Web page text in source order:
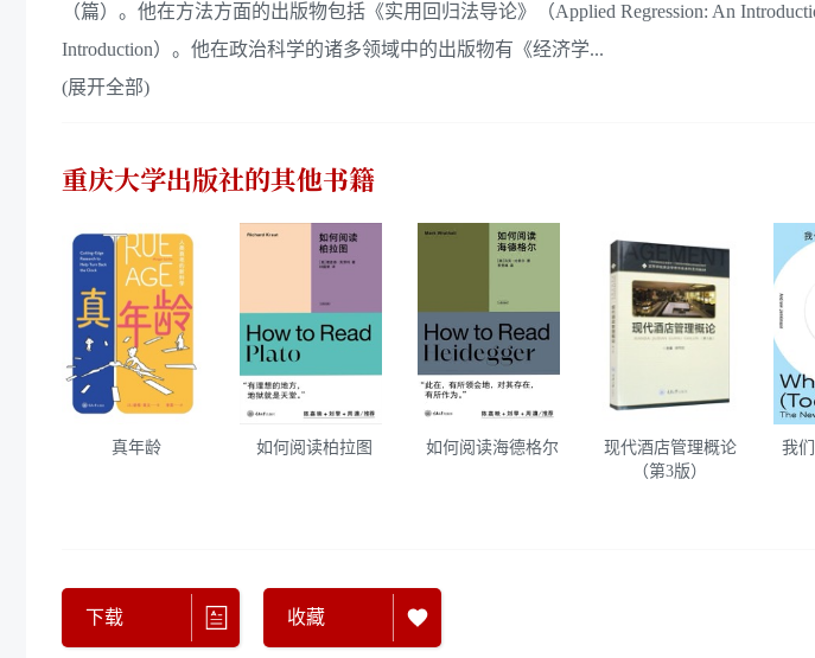
（篇）。他在方法方面的出版物包括《实用回归法导论》（Applied Regression: An
Introduction）。他在政治科学的诸多领域中的出版物有《经济学...
(展开全部)
重庆大学出版社的其他书籍
真年龄 如何阅读柏拉图 如何阅读海德格尔
现代酒店管理概论
（第3版）
我
下载 收藏